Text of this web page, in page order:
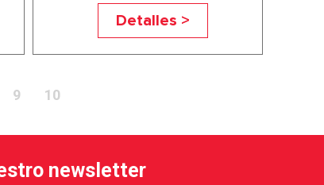
Detalles >
9 10
newsletter